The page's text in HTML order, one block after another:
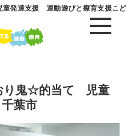
童発達支援 運動遊びと療育支援こど
り鬼☆的当て 児童
葉市